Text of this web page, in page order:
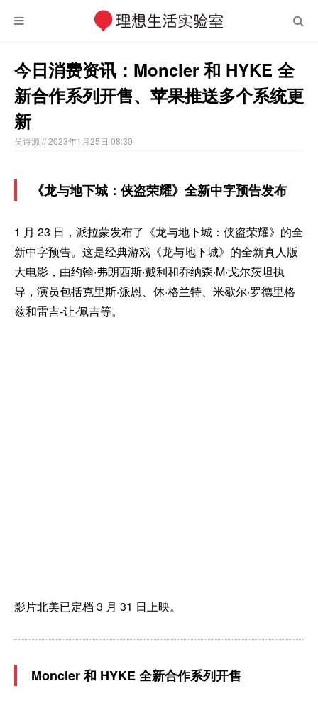
今日消费资讯：Moncler 和 HYKE 全
新合作系列开售、苹果推送多个系统更
新
吴诗源 // 2023年1月25日 08:30
《龙与地下城：侠盗荣耀》全新中字预告发布
1 月 23 日，派拉蒙发布了《龙与地下城：侠盗荣耀》的全
新中字预告。这是经典游戏《龙与地下城》的全新真人版
大电影，由约翰·弗朗西斯·戴利和乔纳森·M·戈尔茨坦执
导，演员包括克里斯·派恩、休·格兰特、米歇尔·罗德里格
兹和雷吉-让·佩吉等。
影片北美已定档 3 月 31 日上映。
Moncler 和 HYKE 全新合作系列开售